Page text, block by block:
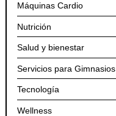
Máquinas Cardio
Nutrición
Salud y bienestar
Servicios para Gimnasios
Tecnología
Wellness